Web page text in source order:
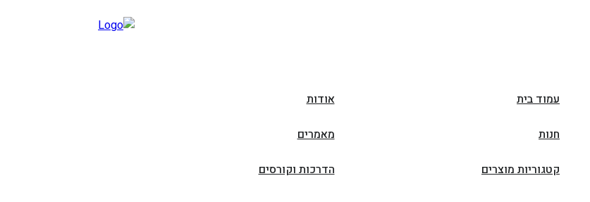
עמוד בית
חנות
קטגוריות מוצרים
אודות
מאמרים
הדרכות וקורסים